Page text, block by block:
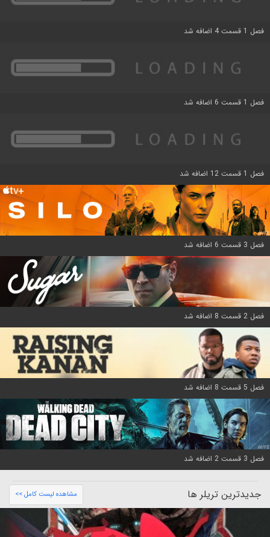
فصل 1 قسمت 4 اضافه شد
فصل 1 قسمت 6 اضافه شد
فصل 1 قسمت 12 اضافه شد
فصل 3 قسمت 6 اضافه شد
فصل 2 قسمت 8 اضافه شد
فصل 5 قسمت 8 اضافه شد
فصل 3 قسمت 2 اضافه شد
جدیدترین تریلر ها مشاهده لیست کامل >>